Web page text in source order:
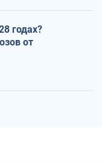
годах?
от